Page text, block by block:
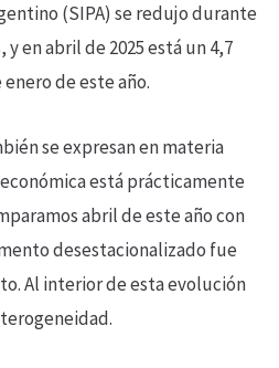
(SIPA) se redujo durante
en abril de 2025 está un 4,7
de este año.
se expresan en materia
está prácticamente
abril de este año con
desestacionalizado fue
Al interior de esta evolución